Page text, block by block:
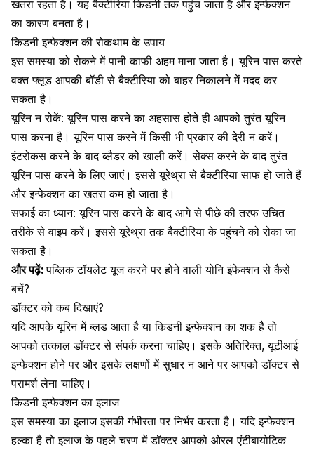
खतरा रहता है। यह बैक्टीरिया किडनी तक पहुंच जाता है और इन्फेक्शन
का कारण बनता है।
किडनी इन्फेक्शन की रोकथाम के उपाय
इस समस्या को रोकने में पानी काफी अहम माना जाता है। यूरिन पास करते
वक्त फ्लूड आपकी बॉडी से बैक्टीरिया को बाहर निकालने में मदद कर
सकता है।
यूरिन न रोकें: यूरिन पास करने का अहसास होते ही आपको तुरंत यूरिन
पास करना है। यूरिन पास करने में किसी भी प्रकार की देरी न करें।
इंटरोकस करने के बाद ब्लैडर को खाली करें।सेक्स करने के बादतुरंत
यूरिन पास करने के लिए जाएं। इससे यूरेथ्रा से बैक्टीरिया साफ हो जाते हैं
और इन्फेक्शन का खतरा कम हो जाता है।
सफाई का ध्यान: यूरिन पास करने के बाद आगे से पीछे की तरफ उचित
तरीके से वाइप करें। इससे यूरेथ्रा तक बैक्टीरिया के पहुंचने को रोका जा
सकता है।
और पढ़ें:पब्लिक टॉयलेट यूज करने पर होने वाली योनि इंफेक्शन से कैसे
बचें?
डॉक्टर को कब दिखाएं?
यदि आपके यूरिन में ब्लड आता है या किडनी इन्फेक्शन का शक है तो
आपको तत्काल डॉक्टर से संपर्क करना चाहिए। इसके अतिरिक्त, यूटीआई
इन्फेक्शन होने पर और इसके लक्षणों में सुधार न आने पर आपको डॉक्टर से
परामर्श लेना चाहिए।
किडनी इन्फेक्शन का इलाज
इस समस्या का इलाज इसकी गंभीरता पर निर्भर करता है। यदि इन्फेक्शन
हल्का है तो इलाज के पहले चरण में डॉक्टर आपको ओरल एंटीबायोटिक